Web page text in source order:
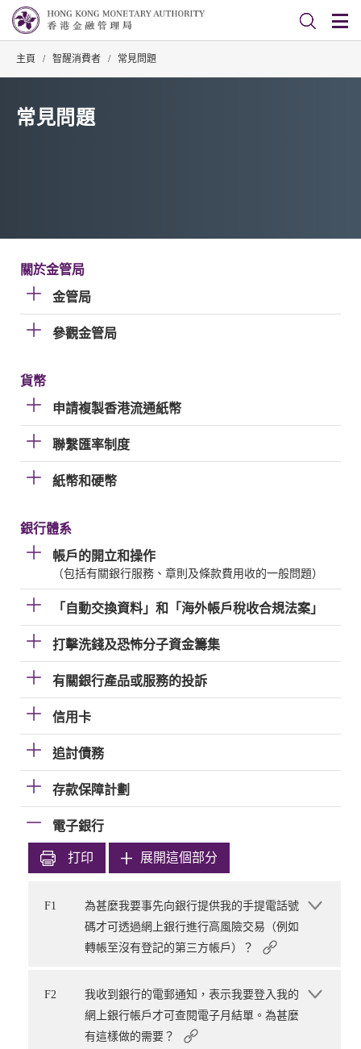
主頁 / 智醒消費者 / 常見問題
常見問題
關於金管局
金管局
參觀金管局
貨幣
申請複製香港流通紙幣
聯繫匯率制度
紙幣和硬幣
銀行體系
帳戶的開立和操作
（包括有關銀行服務、章則及條款費用收的一般問題）
「自動交換資料」和「海外帳戶稅收合規法案」
打擊洗錢及恐怖分子資金籌集
有關銀行產品或服務的投訴
信用卡
追討債務
存款保障計劃
電子銀行
打印 展開這個部分
F1
為甚麼我要事先向銀行提供我的手提電話號
碼才可透過網上銀行進行高風險交易（例如
轉帳至沒有登記的第三方帳戶）？
F2
我收到銀行的電郵通知，表示我要登入我的
網上銀行帳戶才可查閱電子月結單。為甚麼
有這樣做的需要？